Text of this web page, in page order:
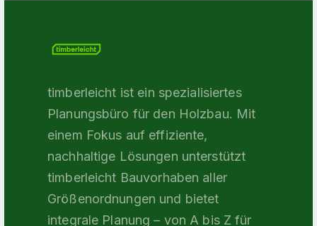
timberleicht ist ein spezialisiertes
Planungsbüro für den Holzbau. Mit
einem Fokus auf effiziente,
nachhaltige Lösungen unterstützt
timberleicht Bauvorhaben aller
Größenordnungen und bietet
integrale Planung – von A bis Z für